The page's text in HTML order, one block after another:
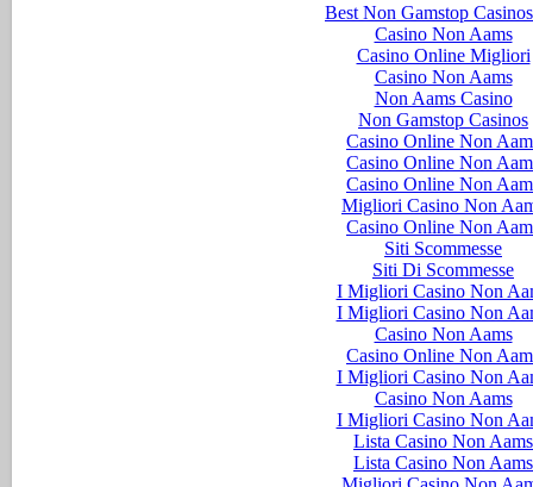
Best Non Gamstop
Casino Non Aams
Casino Online Migliori
Casino Non Aams
Non Aams Casino
Non Gamstop Casinos
Casino Online Non
Casino Online Non
Casino Online Non
Migliori Casino Non
Casino Online Non
Siti Scommesse
Siti Di Scommesse
I Migliori Casino Non
I Migliori Casino Non
Casino Non Aams
Casino Online Non
I Migliori Casino Non
Casino Non Aams
I Migliori Casino Non
Lista Casino Non Aams
Lista Casino Non Aams